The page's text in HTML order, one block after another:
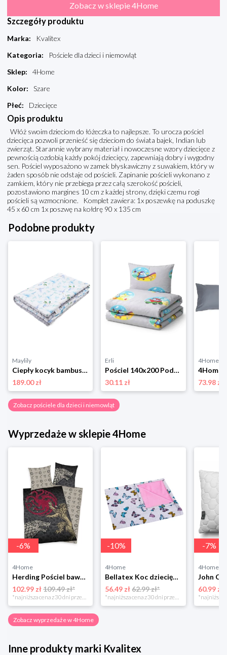
Zobacz w sklepie 4Home
Szczegóły produktu
Marka:
Kvalitex
Kategoria:
Pościele dla dzieci i niemowląt
Sklep:
4Home
Kolor:
Szare
Płeć: Dziecięce
Opis produktu
Włóż swoim dzieciom do łóżeczka to najlepsze. To urocza pościel
dziecięca pozwoli przenieść się dzieciom do świata bajek, Indian lub
zwierząt. Starannie wybrany materiał i nowoczesne wzory dziecięce z
pewnością ozdobią każdy pokój dziecięcy, zapewniają dobry i wygodny
sen. Pościel wyposażono w zamek błyskawiczny z suwakiem, który w
żaden sposób nie odstaje od pościeli. Zapinanie pościeli wykonano z
zamkiem, który nie przebiega przez całą szerokość pościeli,
pozostawiono margines 10 cm z każdej strony, dzięki czemu rogi
pościeli są wzmocnione. Komplet zawiera: 1x poszewkę na poduszkę
45 x 60 cm 1x poszwę na kołdrę 90 x 135 cm
Podobne produkty
Maylily
Ciepły kocyk bambusowy Luxe - Niebiańskie ptaszki - grey 75x100 cm
189.00 zł
Erli
Pościel 140x200 Poduszka 70x80 ANTONIO Zestaw Komplet Dwuczęściowy 2516
30.11 zł
4Home
73.98 zł
Zobacz pościele dla dzieci i niemowląt
Wyprzedaże w sklepie 4Home
-6%
4Home
Herding Pościel bawełniana Game of the Thrones, 140 x 200 cm, 70 x 90 cm
102.99 zł109.49 zł*
-10%
4Home
Bellatex Koc dziecięcy Bára Butterfly różowy, 75 x 100 cm
56.49 zł 62.99 zł*
-7%
4Home
60.99 zł
Zobacz wyprzedaże w 4Home
Inne produkty marki Kvalitex